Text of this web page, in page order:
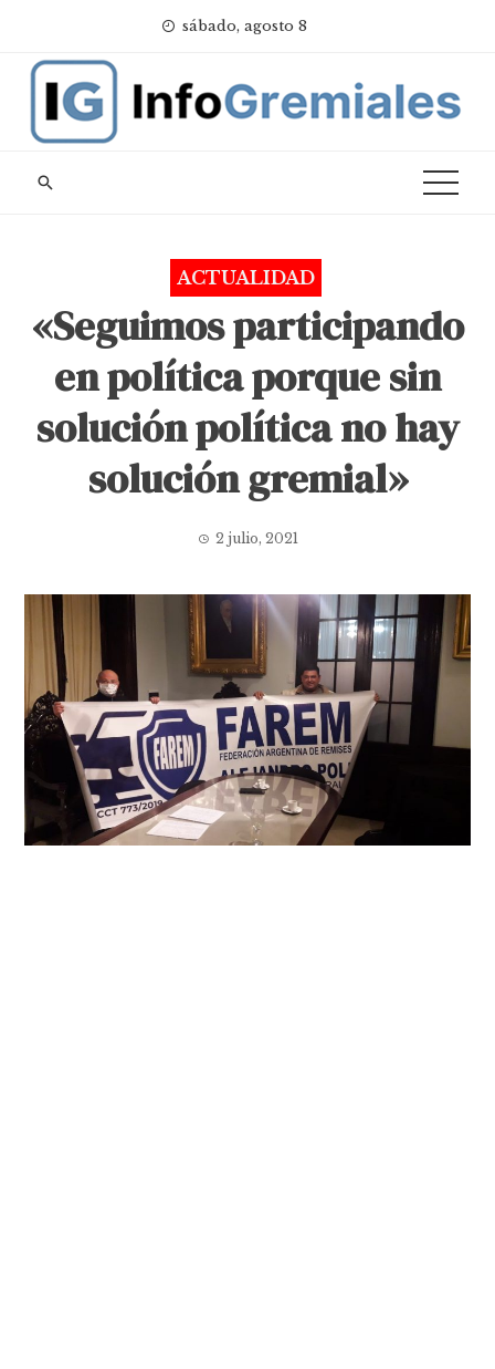
content
sábado, agosto 8
ACTUALIDAD
«Seguimos participando
en política porque sin
solución política no hay
solución gremial»
2 julio, 2021